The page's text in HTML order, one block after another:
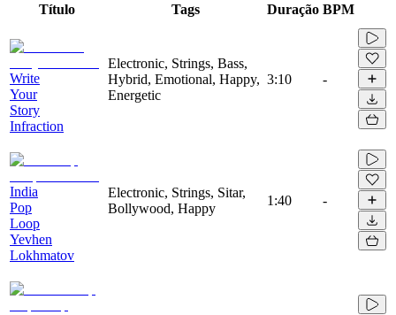
Título Tags Duração BPM
Write
Your
Story
Infraction
Electronic, Strings, Bass,
Hybrid, Emotional, Happy,
Energetic
3:10 -
India
Pop
Loop
Yevhen
Lokhmatov
Electronic, Strings, Sitar,
Bollywood, Happy
1:40 -